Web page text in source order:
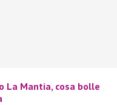
La Mantia, cosa bolle